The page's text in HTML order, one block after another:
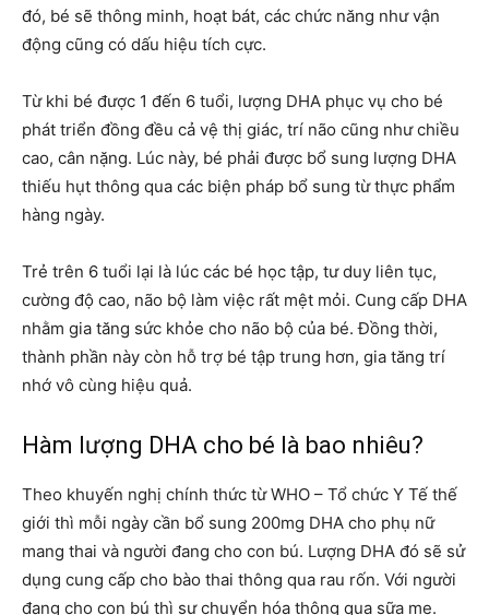
đó, bé sẽ thông minh, hoạt bát, các chức năng như vận
động cũng có dấu hiệu tích cực.
Từ khi bé được 1 đến 6 tuổi, lượng DHA phục vụ cho bé
phát triển đồng đều cả vệ thị giác, trí não cũng như chiều
cao, cân nặng. Lúc này, bé phải được bổ sung lượng DHA
thiếu hụt thông qua các biện pháp bổ sung từ thực phẩm
hàng ngày.
Trẻ trên 6 tuổi lại là lúc các bé học tập, tư duy liên tục,
cường độ cao, não bộ làm việc rất mệt mỏi. Cung cấp DHA
nhằm gia tăng sức khỏe cho não bộ của bé. Đồng thời,
thành phần này còn hỗ trợ bé tập trung hơn, gia tăng trí
nhớ vô cùng hiệu quả.
Hàm lượng DHA cho bé là bao nhiêu?
Theo khuyến nghị chính thức từ WHO – Tổ chức Y Tế thế
giới thì mỗi ngày cần bổ sung 200mg DHA cho phụ nữ
mang thai và người đang cho con bú. Lượng DHA đó sẽ sử
dụng cung cấp cho bào thai thông qua rau rốn. Với người
đang cho con bú thì sự chuyển hóa thông qua sữa mẹ.